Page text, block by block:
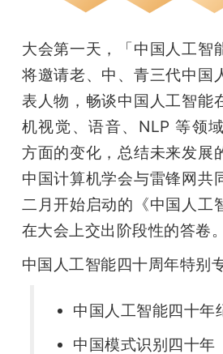
大会第一天，「中国人工智
将邀请老、中、青三代中国
表人物，畅谈中国人工智能
机视觉、语音、NLP 等领
方面的变化，总结未来发展
中国计算机学会与雷锋网共
二月开始启动的《中国人工
在大会上交出阶段性的答卷。
中国人工智能四十周年特别
中国人工智能四十年
中国模式识别四十年